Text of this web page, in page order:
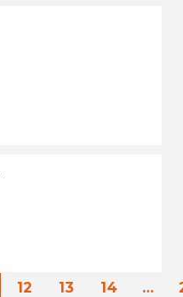
12 13 14 …